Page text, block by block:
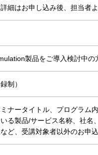
細はお申し込み後、担当者
製品をご導入検討中
制）
ナータイトル、プログラム
る製品/サービス名称、社名
ど、受講対象者以外のお申